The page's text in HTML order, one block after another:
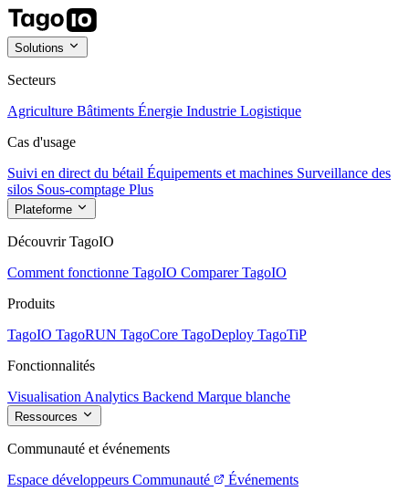
Solutions
Secteurs
Agriculture Bâtiments Énergie Industrie Logistique
Cas d'usage
Suivi en direct du bétail Équipements et machines Surveillance des
silos Sous-comptage Plus
Plateforme
Découvrir TagoIO
Comment fonctionne TagoIO Comparer TagoIO
Produits
TagoIO TagoRUN TagoCore TagoDeploy TagoTiP
Fonctionnalités
Visualisation Analytics Backend Marque blanche
Ressources
Communauté et événements
Espace développeurs Communauté
Événements